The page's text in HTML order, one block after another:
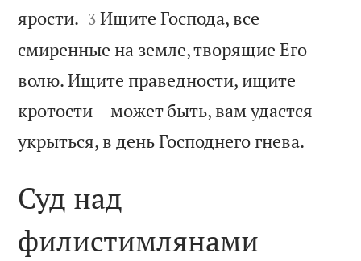
ярости. 

3 Ищите Господа, все
смиренные на земле, творящие Его
волю. Ищите праведности, ищите
кротости – может быть, вам удастся
укрыться, в день Господнего гнева.
Суд над
филистимлянами